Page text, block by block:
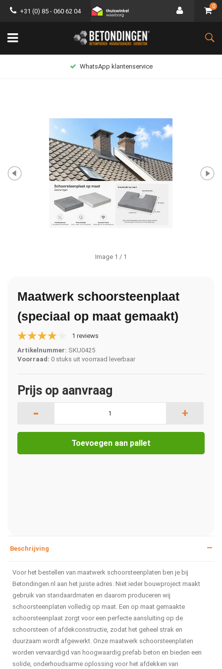
+31 (0) 85 - 060 62 04
0
WhatsApp klantenservice
Image 1 / 1
Maatwerk schoorsteenplaat
(speciaal op maat gemaakt)
1 reviews
Artikelnummer: SKU0425
Voorraad: 0 stuks uit voorraad leverbaar
Prijs op aanvraag
- +
Toevoegen aan pallet
Beschrijving
Voor het bestellen van maatwerk schoorsteenplaten ben je bij
Betondingen.nl aan het juiste adres. Niet ieder bouwproject maakt
gebruik van standaardmaten en daarom produceren wij
schoorsteenplaten volledig op maat. Een op maat gemaakte
schoorsteenplaat zorgt voor een perfecte aansluiting op de
schoorsteen of afdekconstructie, zodat het geheel strak en
duurzaam wordt afgewerkt. Onze maatwerk schoorsteenplaten
worden vervaardigd van hoogwaardig prefab beton en bieden een
solide, onderhoudsarme oplossing voor het afdekken van